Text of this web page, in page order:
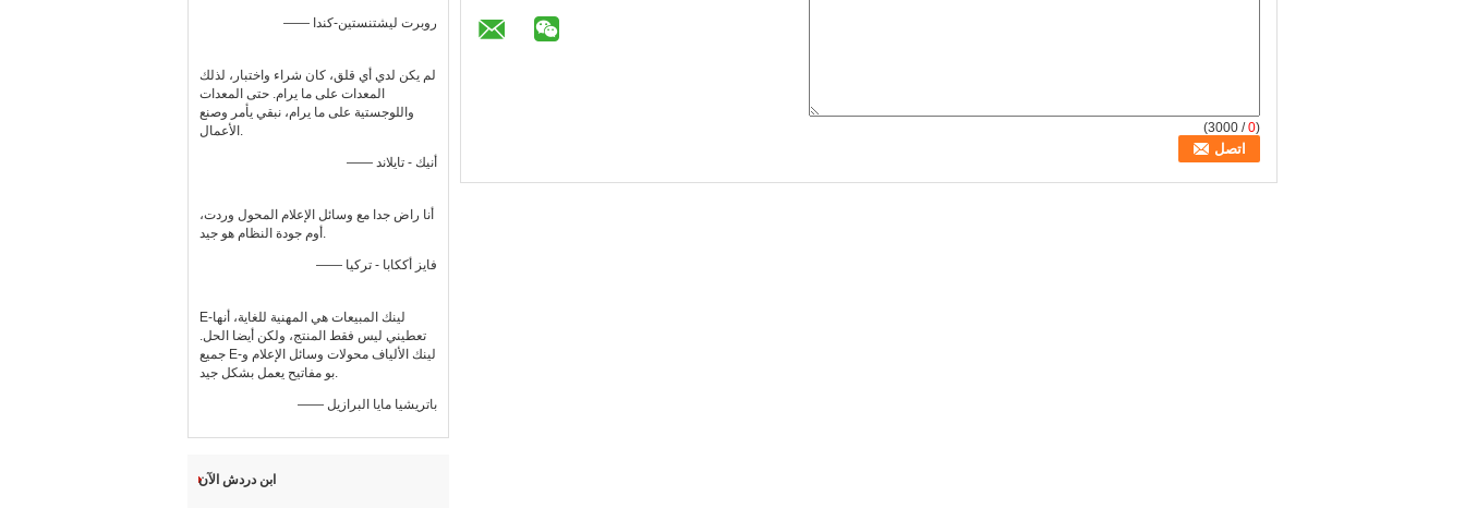
—— روبرت ليشتنستين-كندا
لم يكن لدي أي قلق، كان شراء واختبار، لذلك
المعدات على ما يرام. حتى المعدات
واللوجستية على ما يرام، نبقي يأمر وصنع
الأعمال.
—— أنيك - تايلاند
أنا راض جدا مع وسائل الإعلام المحول وردت،
أوم جودة النظام هو جيد.
—— فايز أككابا - تركيا
E-لينك المبيعات هي المهنية للغاية، أنها
تعطيني ليس فقط المنتج، ولكن أيضا الحل.
جميع E-لينك الألياف محولات وسائل الإعلام و
بو مفاتيح يعمل بشكل جيد.
—— باتريشيا مايا البرازيل
ابن دردش الآن
(
0
/ 3000)